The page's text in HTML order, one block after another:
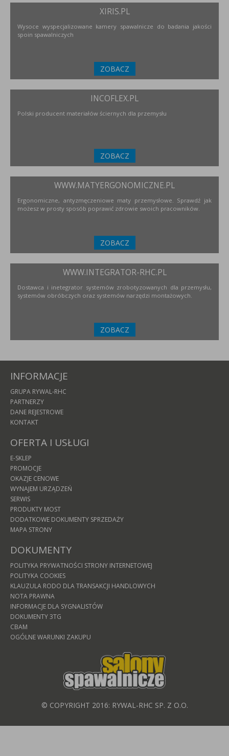
XIRIS.PL
Wysoce wyspecjalizowane kamery spawalnicze do badania jakości
spoin spawalniczych
ZOBACZ
INCOFLEX.PL
Polski producent materiałów ściernych dla przemysłu
ZOBACZ
WWW.MATYERGONOMICZNE.PL
Ergonomiczne, antyzmęczeniowe maty przemysłowe. Sprawdź jak
możesz w prosty sposób poprawić zdrowie swoich pracowników.
ZOBACZ
WWW.INTEGRATOR-RHC.PL
Dostawca i inetegrator systemów zrobotyzowanych dla przemysłu,
systemów obróbczych oraz systemów narzędzi montażowych.
ZOBACZ
INFORMACJE
GRUPA RYWAL-RHC
PARTNERZY
DANE REJESTROWE
KONTAKT
OFERTA I USŁUGI
E-SKLEP
PROMOCJE
OKAZJE CENOWE
WYNAJEM URZĄDZEŃ
SERWIS
PRODUKTY MOST
DODATKOWE DOKUMENTY SPRZEDAŻY
MAPA STRONY
DOKUMENTY
POLITYKA PRYWATNOŚCI STRONY INTERNETOWEJ
POLITYKA COOKIES
KLAUZULA RODO DLA TRANSAKCJI HANDLOWYCH
NOTA PRAWNA
INFORMACJE DLA SYGNALISTÓW
DOKUMENTY 3TG
CBAM
OGÓLNE WARUNKI ZAKUPU
© COPYRIGHT 2016: RYWAL-RHC SP. Z O.O.